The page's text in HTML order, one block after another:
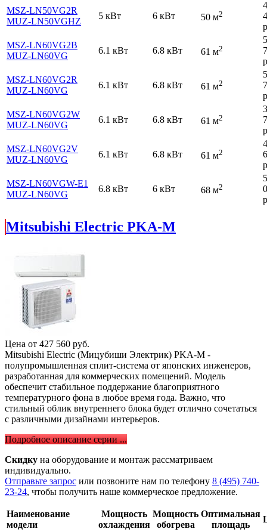
MSZ-LN50VG2R
MUZ-LN50VGHZ
5 кВт 6 кВт 50 м2
MSZ-LN60VG2B
MUZ-LN60VG
6.1 кВт 6.8 кВт 61 м2
MSZ-LN60VG2R
MUZ-LN60VG
6.1 кВт 6.8 кВт 61 м2
MSZ-LN60VG2W
MUZ-LN60VG
6.1 кВт 6.8 кВт 61 м2
MSZ-LN60VG2V
MUZ-LN60VG
6.1 кВт 6.8 кВт 61 м2
MSZ-LN60VGW-E1
MUZ-LN60VG
6.8 кВт 6 кВт 68 м2
Mitsubishi Electric PKA-M
Цена от 427 560 руб.
Mitsubishi Electric (Мицубиши Электрик) PKA-M -
полупромышленная сплит-система от японских инженеров,
разработанная для коммерческих помещений. Модель
обеспечит стабильное поддержание благоприятного
температурного фона в любое время года. Важно, что
стильный облик внутреннего блока будет отлично сочетаться
с различными дизайнами интерьеров.
Подробное описание серии ...
Скидку на оборудование и монтаж рассматриваем
индивидуально.
Отправьте запрос или позвоните нам по телефону 8 (495) 740-
23-24, чтобы получить наше коммерческое предложение.
Наименование
модели
Мощность
охлаждения
Мощность
обогрева
Оптимальная
площадь